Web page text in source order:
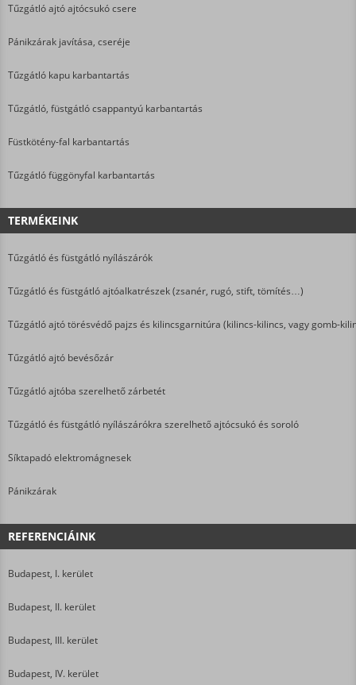
Tűzgátló ajtó ajtócsukó csere
Pánikzárak javítása, cseréje
Tűzgátló kapu karbantartás
Tűzgátló, füstgátló csappantyú karbantartás
Füstkötény-fal karbantartás
Tűzgátló függönyfal karbantartás
TERMÉKEINK
Tűzgátló és füstgátló nyílászárók
Tűzgátló és füstgátló ajtóalkatrészek (zsanér, rugó, stift, tömítés…)
Tűzgátló ajtó törésvédő pajzs és kilincsgarnitúra (kilincs-kilincs, vagy gomb-
Tűzgátló ajtó bevésőzár
Tűzgátló ajtóba szerelhető zárbetét
Tűzgátló és füstgátló nyílászárókra szerelhető ajtócsukó és soroló
Síktapadó elektromágnesek
Pánikzárak
REFERENCIÁINK
Budapest, I. kerület
Budapest, II. kerület
Budapest, III. kerület
Budapest, IV. kerület